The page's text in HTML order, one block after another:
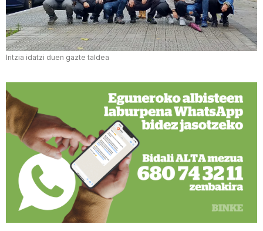
Iritzia idatzi duen gazte taldea